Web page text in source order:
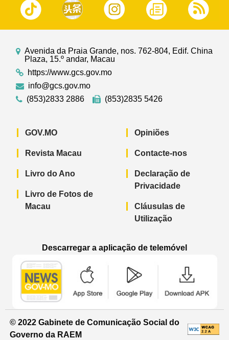
Avenida da Praia Grande, nos. 762-804, Edif. China
Plaza, 15.º andar, Macau
https://www.gcs.gov.mo
info@gcs.gov.mo
(853)2833 2886
(853)2835 5426
GOV.MO
Revista Macau
Livro do Ano
Livro de Fotos de
Macau
Opiniões
Contacte-nos
Declaração de
Privacidade
Cláusulas de
Utilização
Descarregar a aplicação de telemóvel
© 2022 Gabinete de Comunicação Social do
Governo da RAEM